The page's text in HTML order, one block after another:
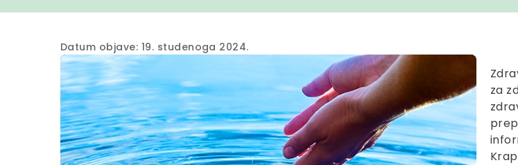
Datum objave: 19. studenoga 2024.
za